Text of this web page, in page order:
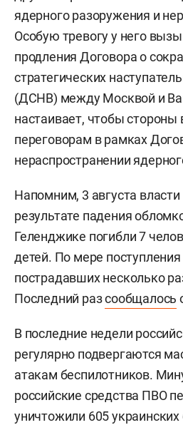
ядерного разоружения и
Особую тревогу у него
продления Договора о
стратегических
(ДСНВ) между Москвой и
настаивает, чтобы стороны
переговорам в рамках
нераспространении
Напомним, 3 августа
результате падения
Геленджике погибли 7
детей. По мере
пострадавших несколько
Последний разсообщалось
В последние недели
регулярно подвергаются
атакам беспилотников.
российские средства ПВО
уничтожили 605